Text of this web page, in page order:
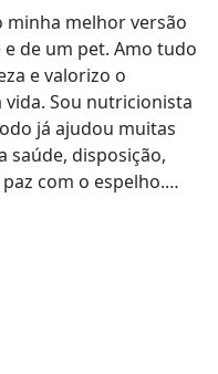
minha melhor versão
de um pet. Amo tudo
e valorizo o
Sou nutricionista
já ajudou muitas
saúde, disposição,
com o espelho.
fitoterapia,
saúde gastro
comportamental.